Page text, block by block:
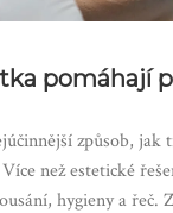
pomáhají
způsob, jak
než estetické
hygieny a řeč.